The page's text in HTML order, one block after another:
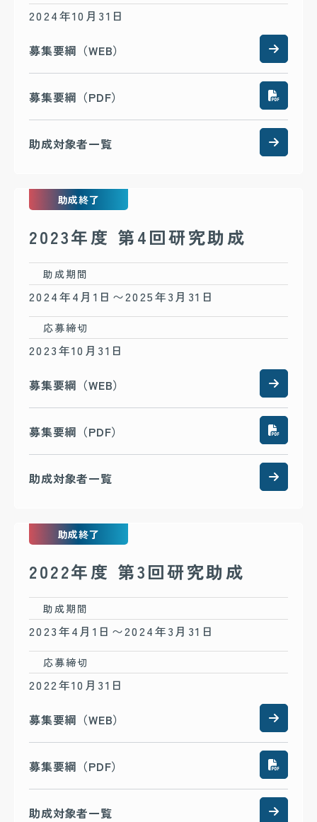
2024年10月31日
募集要綱（WEB）
募集要綱（PDF）
助成対象者一覧
助成終了
2023年度 第4回研究助成
助成期間
2024年4月1日〜2025年3月31日
応募締切
2023年10月31日
募集要綱（WEB）
募集要綱（PDF）
助成対象者一覧
助成終了
2022年度 第3回研究助成
助成期間
2023年4月1日〜2024年3月31日
応募締切
2022年10月31日
募集要綱（WEB）
募集要綱（PDF）
助成対象者一覧